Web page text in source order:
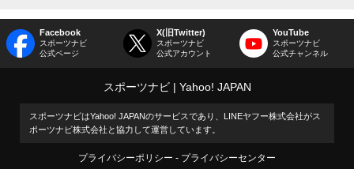
Facebook
スポーツナビ
公式ページ
X(旧Twitter)
スポーツナビ
公式アカウント
YouTube
スポーツナビ
公式チャンネル
スポーツナビ Yahoo! JAPAN
スポーツナビはYahoo! JAPANのサービスであり、LINEヤフー株式会社がス
ポーツナビ株式会社と協力して運営しています。
プライバシーポリシー プライバシーセンター